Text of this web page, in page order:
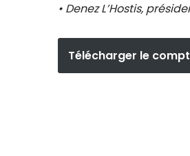
• Denez L’Hostis,
Télécharger le